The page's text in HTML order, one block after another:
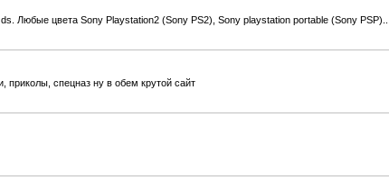
Любые цвета Sony Playstation2 (Sony PS2), Sony playstation portable (Sony PSP)....
спецназ ну в обем крутой сайт